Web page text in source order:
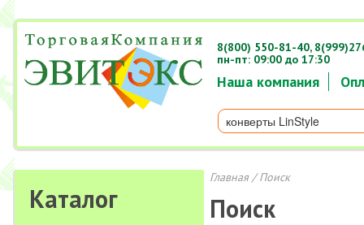
Наша компания
8(800) 550-81-40,
пн-пт: 09:00 до 17:30
Каталог
Главная/ Поиск
Поиск